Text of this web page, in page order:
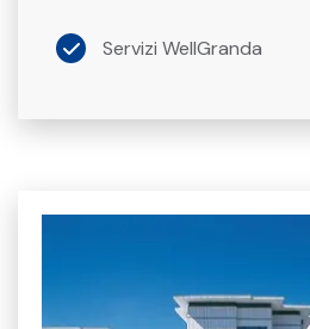
Servizi WellGranda